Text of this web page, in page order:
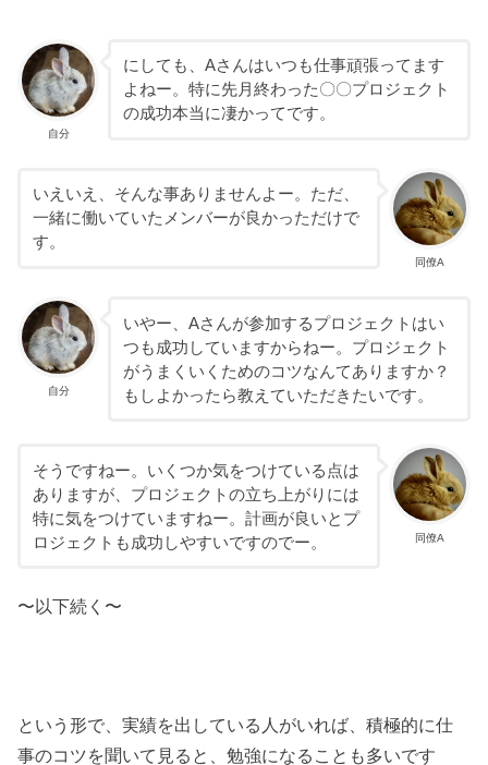
自分
にしても、Aさんはいつも仕事頑張ってます
よねー。特に先月終わった〇〇プロジェクト
の成功本当に凄かってです。
同僚A
いえいえ、そんな事ありませんよー。ただ、
一緒に働いていたメンバーが良かっただけで
す。
自分
いやー、Aさんが参加するプロジェクトはい
つも成功していますからねー。プロジェクト
がうまくいくためのコツなんてありますか？
もしよかったら教えていただきたいです。
同僚A
そうですねー。いくつか気をつけている点は
ありますが、プロジェクトの立ち上がりには
特に気をつけていますねー。計画が良いとプ
ロジェクトも成功しやすいですのでー。
〜以下続く〜
という形で、実績を出している人がいれば、積極的に仕
事のコツを聞いて見ると、勉強になることも多いです